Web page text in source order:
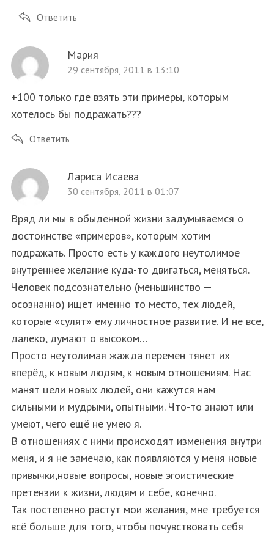
Ответить
Мария
29 сентября, 2011 в 13:10
+100 только где взять эти примеры, которым
хотелось бы подражать???
Ответить
Лариса Исаева
30 сентября, 2011 в 01:07
Вряд ли мы в обыденной жизни задумываемся о
достоинстве «примеров», которым хотим
подражать. Просто есть у каждого неутолимое
внутреннее желание куда-то двигаться, меняться.
Человек подсознательно (меньшинство —
осознанно) ищет именно то место, тех людей,
которые «сулят» ему личностное развитие. И не все,
далеко, думают о высоком…
Просто неутолимая жажда перемен тянет их
вперёд, к новым людям, к новым отношениям. Нас
манят цели новых людей, они кажутся нам
сильными и мудрыми, опытными. Что-то знают или
умеют, чего ещё не умею я.
В отношениях с ними происходят изменения внутри
меня, и я не замечаю, как появляются у меня новые
привычки,новые вопросы, новые эгоистические
претензии к жизни, людям и себе, конечно.
Так постепенно растут мои желания, мне требуется
всё больше для того, чтобы почувствовать себя
: